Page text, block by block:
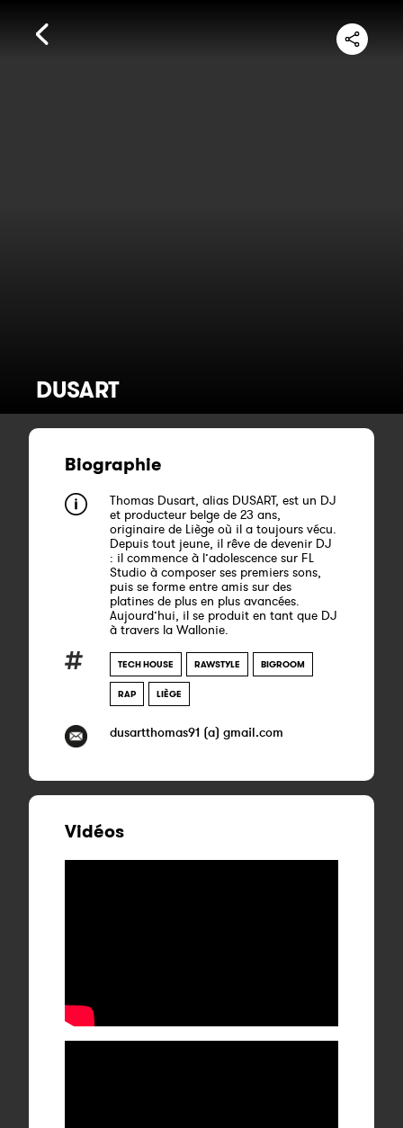
DUSART
Biographie
Thomas Dusart, alias DUSART, est un DJ
et producteur belge de 23 ans,
originaire de Liège où il a toujours vécu.
Depuis tout jeune, il rêve de devenir DJ
: il commence à l’adolescence sur FL
Studio à composer ses premiers sons,
puis se forme entre amis sur des
platines de plus en plus avancées.
Aujourd’hui, il se produit en tant que DJ
à travers la Wallonie.
TECH HOUSE RAWSTYLE BIGROOM
RAP LIÈGE
dusartthomas91 (a) gmail.com
Vidéos